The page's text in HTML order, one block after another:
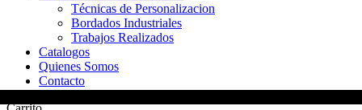
Técnicas de Personalizacion
Bordados Industriales
Trabajos Realizados
Catalogos
Quienes Somos
Contacto